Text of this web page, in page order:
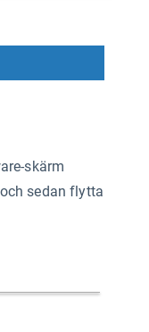
skärm
sedan flytta